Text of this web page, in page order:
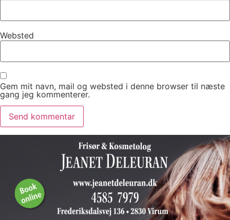
Websted
Gem mit navn, mail og websted i denne browser til næste
gang jeg kommenterer.